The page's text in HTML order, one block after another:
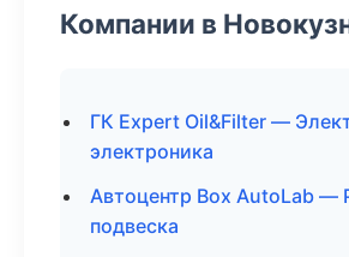
Компании в
ГК Expert Oil&Filter —
электроника
Автоцентр Box AutoLab —
подвеска